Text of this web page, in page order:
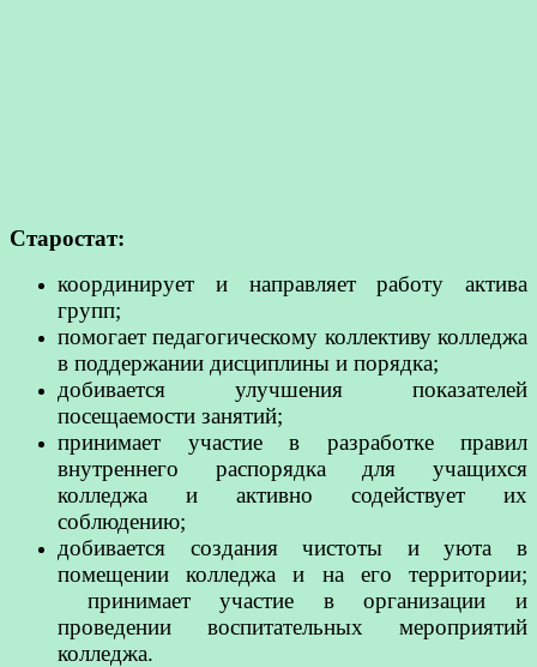
Старостат:
координирует и направляет работу актива
групп;
помогает педагогическому коллективу колледжа
в поддержании дисциплины и порядка;
добивается улучшения показателей
посещаемости занятий;
принимает участие в разработке правил
внутреннего распорядка для учащихся
колледжа и активно содействует их
соблюдению;
добивается создания чистоты и уюта в
помещении колледжа и на его территории;
принимает участие в организации и
проведении воспитательных мероприятий
колледжа.